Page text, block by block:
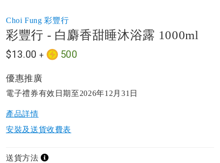
to
the
of
images
gallery
Choi Fung 彩豐行
彩豐行 - 白麝香甜睡沐浴露 1000ml
$13.00 + 500
優惠推廣
電子禮券有效日期至2026年12月31日
產品詳情​
安裝及送貨收費表
送貨方法